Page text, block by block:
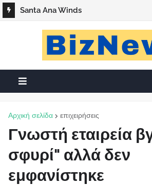
Santa Ana Winds
Αρχική σελίδα επιχειρήσεις
Γνωστή εταιρεία
σφυρί" αλλά δεν
εμφανίστηκε